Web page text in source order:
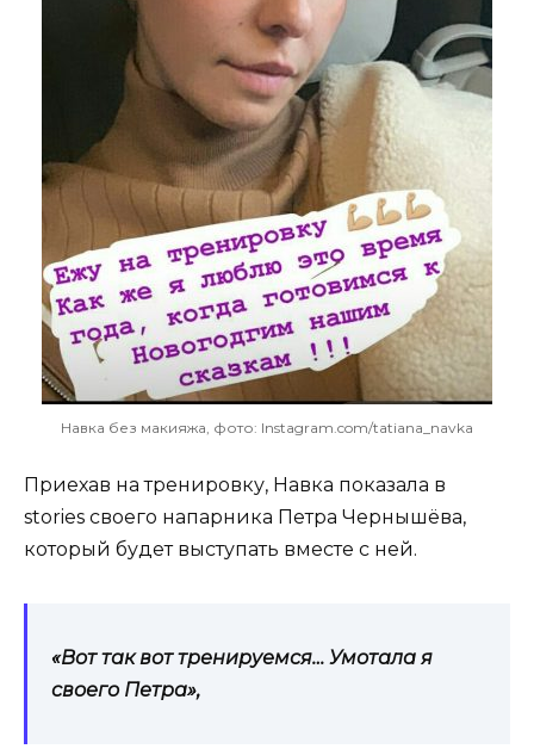
Навка без макияжа, фото: Instagram.com/tatiana_navka
Приехав на тренировку, Навка показала в
stories своего напарника Петра Чернышёва,
который будет выступать вместе с ней.
«Вот так вот тренируемся… Умотала я
своего Петра»,